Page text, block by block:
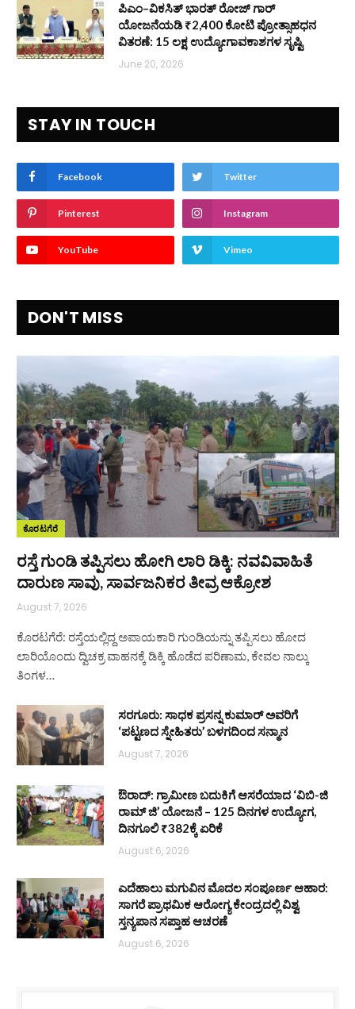
ಪಿಎಂ–ವಿಕಸಿತ್ ಭಾರತ್ ರೋಜ್‌ ಗಾರ್
ಯೋಜನೆಯಡಿ ₹2,400 ಕೋಟಿ ಪ್ರೋತ್ಸಾಹಧನ
ವಿತರಣೆ: 15 ಲಕ್ಷ ಉದ್ಯೋಗಾವಕಾಶಗಳ ಸೃಷ್ಟಿ
June 20, 2026
STAY IN TOUCH
Facebook Twitter
Pinterest Instagram
YouTube Vimeo
DON'T MISS
ಕೊರಟಗೆರೆ
ರಸ್ತೆ ಗುಂಡಿ ತಪ್ಪಿಸಲು ಹೋಗಿ ಲಾರಿ ಡಿಕ್ಕಿ: ನವವಿವಾಹಿತೆ
ದಾರುಣ ಸಾವು, ಸಾರ್ವಜನಿಕರ ತೀವ್ರ ಆಕ್ರೋಶ
August 7, 2026
ಕೊರಟಗೆರೆ: ರಸ್ತೆಯಲ್ಲಿದ್ದ ಅಪಾಯಕಾರಿ ಗುಂಡಿಯನ್ನು ತಪ್ಪಿಸಲು ಹೋದ
ಲಾರಿಯೊಂದು ದ್ವಿಚಕ್ರ ವಾಹನಕ್ಕೆ ಡಿಕ್ಕಿ ಹೊಡೆದ ಪರಿಣಾಮ, ಕೇವಲ ನಾಲ್ಕು
ತಿಂಗಳ…
ಸರಗೂರು: ಸಾಧಕ ಪ್ರಸನ್ನ ಕುಮಾರ್ ಅವರಿಗೆ
‘ಪಟ್ಟಣದ ಸ್ನೇಹಿತರು’ ಬಳಗದಿಂದ ಸನ್ಮಾನ
August 7, 2026
ಔರಾದ್: ಗ್ರಾಮೀಣ ಬದುಕಿಗೆ ಆಸರೆಯಾದ ‘ವಿಬಿ-ಜಿ
ರಾಮ್ ಜಿ’ ಯೋಜನೆ – 125 ದಿನಗಳ ಉದ್ಯೋಗ,
ದಿನಗೂಲಿ ₹382ಕ್ಕೆ ಏರಿಕೆ
August 6, 2026
ಎದೆಹಾಲು ಮಗುವಿನ ಮೊದಲ ಸಂಪೂರ್ಣ ಆಹಾರ:
ಸಾಗರೆ ಪ್ರಾಥಮಿಕ ಆರೋಗ್ಯ ಕೇಂದ್ರದಲ್ಲಿ ವಿಶ್ವ
ಸ್ತನ್ಯಪಾನ ಸಪ್ತಾಹ ಆಚರಣೆ
August 6, 2026